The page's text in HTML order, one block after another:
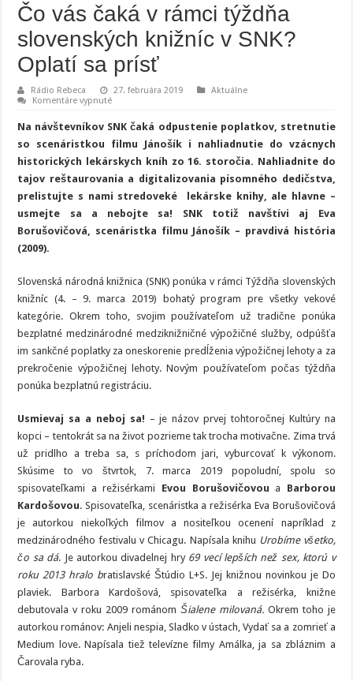
Čo vás čaká v rámci týždňa
slovenských knižníc v SNK?
Oplatí sa prísť
Rádio Rebeca 27. februára 2019
Aktuálne
Komentáre vypnuténa
čaká
v
rámci
týždňa
knižníc
v
SNK?
Oplatí
prísť
Na návštevníkov SNK čaká odpustenie poplatkov, stretnutie
so scenáristkou filmu Jánošík i nahliadnutie do vzácnych
historických lekárskych kníh zo 16. storočia. Nahliadnite do
tajov reštaurovania a digitalizovania písomného dedičstva,
prelistujte s nami stredoveké lekárske knihy, ale hlavne –
usmejte sa a nebojte sa! SNK totiž navštívi aj Eva
Borušovičová, scenáristka filmu Jánošík – pravdivá história
(2009).
Slovenská národná knižnica (SNK) ponúka v rámci Týždňa slovenských
knižníc (4. – 9. marca 2019) bohatý program pre všetky vekové
kategórie. Okrem toho, svojim používateľom už tradične ponúka
bezplatné medzinárodné medziknižničné výpožičné služby, odpúšťa
im sankčné poplatky za oneskorenie predĺženia výpožičnej lehoty a za
prekročenie výpožičnej lehoty. Novým používateľom počas týždňa
ponúka bezplatnú registráciu.
Usmievaj sa a neboj sa! – je názov prvej tohtoročnej Kultúry na
kopci – tentokrát sa na život pozrieme tak trocha motivačne. Zima trvá
už pridlho a treba sa, s príchodom jari, vyburcovať k výkonom.
Skúsime to vo štvrtok, 7. marca 2019 popoludní, spolu so
spisovateľkami a režisérkami Evou Borušovičovou a Barborou
Kardošovou. Spisovateľka, scenáristka a režisérka Eva Borušovičová
je autorkou niekoľkých filmov a nositeľkou ocenení napríklad z
medzinárodného festivalu v Chicagu. Napísala knihu Urobíme všetko,
čo sa dá. Je autorkou divadelnej hry 69 vecí lepších než sex, ktorú v
roku 2013 hralo bratislavské Štúdio L+S. Jej knižnou novinkou je Do
plaviek. Barbora Kardošová, spisovateľka a režisérka, knižne
debutovala v roku 2009 románom Šialene milovaná. Okrem toho je
autorkou románov: Anjeli nespia, Sladko v ústach, Vydať sa a zomrieť a
Medium love. Napísala tiež televízne filmy Amálka, ja sa zbláznim a
Čarovala ryba.